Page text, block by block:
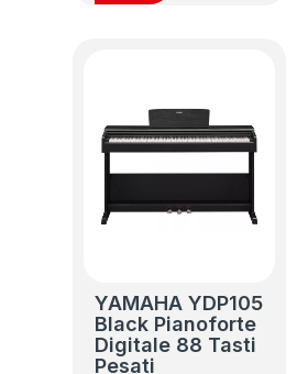
YAMAHA YDP105
Black Pianoforte
Digitale 88 Tasti
Pesati